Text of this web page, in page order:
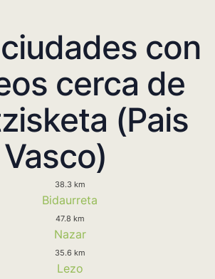
con
cerca de
(Pais
Vasco)
38.3 km
Bidaurreta
47.8 km
Nazar
35.6 km
Lezo